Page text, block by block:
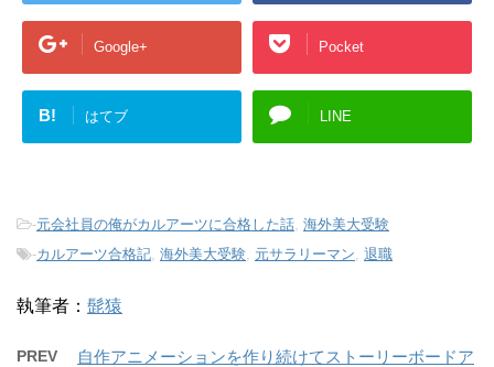
Google+ Pocket
B! はてブ LINE
-元会社員の俺がカルアーツに合格した話 海外美大受験
-カルアーツ合格記 海外美大受験 元サラリーマン 退職
執筆者： 髭猿
PREV
自作アニメーションを作り続けてストーリーボードア